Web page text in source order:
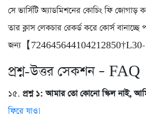
সে ভার্সিটি অ্যাডমিশনের কোচিং ফি
তার ক্লাস লেকচার রেকর্ড করে কোর্স বানাচ্ছে
জন্য【
প্রশ্ন-উত্তর সেকশন – FAQ
১৫. প্রশ্ন ১: আমার তো কোনো স্কিল নাই,
ফিরে যাও]